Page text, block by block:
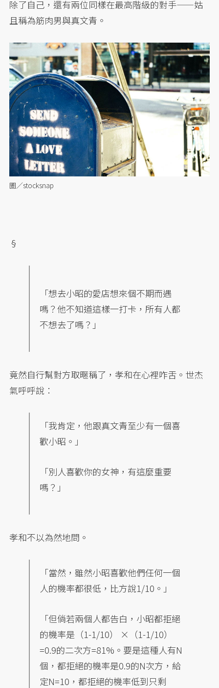
除了自己，還有兩位同樣在最高階級的對手——姑
且稱為筋肉男與真文青。
圖／stocksnap
§
「想去小昭的愛店想來個不期而遇
嗎？他不知道這樣一打卡，所有人都
不想去了嗎？」
竟然自行幫對方取暱稱了，孝和在心裡咋舌。世杰
氣呼呼說：
「我肯定，他跟真文青至少有一個喜
歡小昭。」
「別人喜歡你的女神，有這麼重要
嗎？」
孝和不以為然地問。
「當然，雖然小昭喜歡他們任何一個
人的機率都很低，比方說1/10。」
「但倘若兩個人都告白，小昭都拒絕
的機率是（1-1/10） ×（1-1/10）
=0.9的二次方=81%。要是這種人有N
個，都拒絕的機率是0.9的N次方，給
定N=10，都拒絕的機率低到只剩